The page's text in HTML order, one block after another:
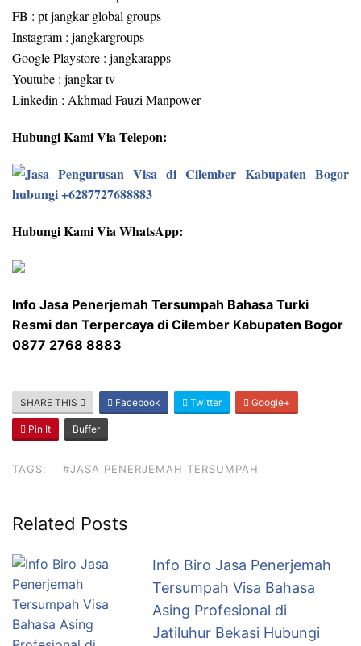
FB : pt jangkar global groups
Instagram : jangkargroups
Google Playstore : jangkarapps
Youtube : jangkar tv
Linkedin : Akhmad Fauzi Manpower
Hubungi Kami Via Telepon:
Hubungi Kami Via WhatsApp:
Info Jasa Penerjemah Tersumpah Bahasa Turki
Resmi dan Terpercaya di Cilember Kabupaten Bogor
0877 2768 8883
SHARE THIS Facebook Twitter Google+
Pin It Buffer
TAGS: #JASA PENERJEMAH TERSUMPAH
Related Posts
Info Biro Jasa Penerjemah
Tersumpah Visa Bahasa
Asing Profesional di
Jatiluhur Bekasi Hubungi